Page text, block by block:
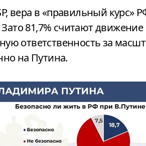
вера в «правильный курс»
81,7% считают движение
ответственность за
на Путина.